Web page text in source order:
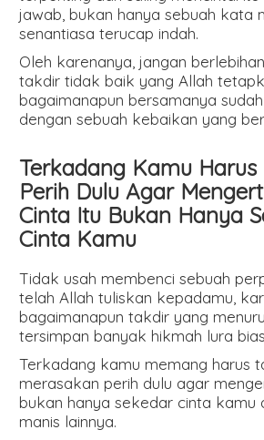
jawab, bukan hanya sebuah kata
senantiasa terucap indah.
Oleh karenanya, jangan
takdir tidak baik yang Allah
bagaimanapun bersamanya
dengan sebuah kebaikan yang
Terkadang Kamu
Perih Dulu Agar
Cinta Itu Bukan Hanya
Cinta Kamu
Tidak usah membenci sebuah
telah Allah tuliskan kepadamu,
bagaimanapun takdir yang
tersimpan banyak hikmah lura
Terkadang kamu memang harus
merasakan perih dulu agar
bukan hanya sekedar cinta kamu
manis lainnya.